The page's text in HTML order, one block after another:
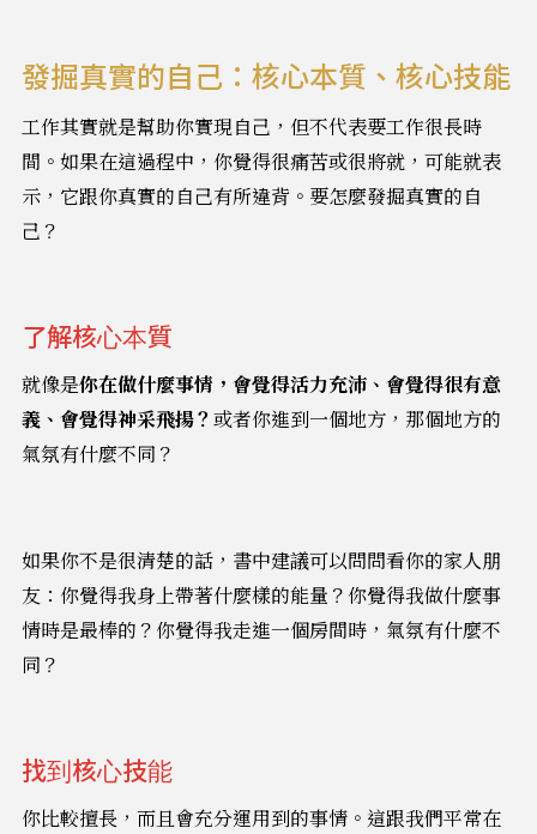
發掘真實的自己：核心本質、核心技能
工作其實就是幫助你實現自己，但不代表要工作很長時
間。如果在這過程中，你覺得很痛苦或很將就，可能就表
示，它跟你真實的自己有所違背。要怎麼發掘真實的自
己？
了解核心本質
就像是你在做什麼事情，會覺得活力充沛、會覺得很有意
義、會覺得神采飛揚？ 或者你進到一個地方，那個地方的
氣氛有什麼不同？
如果你不是很清楚的話，書中建議可以問問看你的家人朋
友：你覺得我身上帶著什麼樣的能量？你覺得我做什麼事
情時是最棒的？你覺得我走進一個房間時，氣氛有什麼不
同？
找到核心技能
你比較擅長，而且會充分運用到的事情。這跟我們平常在